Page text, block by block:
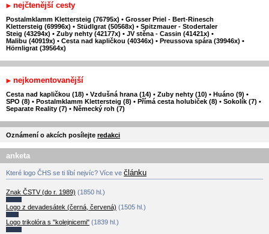
nejčtenější cesty
Postalmklamm Klettersteig (76795x) • Grosser Priel - Bert-Rinesch
Klettersteig (69996x) • Stüdlgrat (50568x) • Spitzmauer - Stodertaler
Steig (43294x) • Zuby nehty (42177x) • JV stěna - Cassin (41421x) •
Malibu (40919x) • Cesta nad kapličkou (40346x) • Preussova spára (39946x) •
Hörnligrat (39564x)
nejkomentovanější
Cesta nad kapličkou (18) • Vzdušná hrana (14) • Zuby nehty (10) • Huáno (9) •
SPO (8) • Postalmklamm Klettersteig (8) • Přímá cesta holubiček (8) • Sokolík (7) •
Separate Reality (7) • Německý roh (7)
Oznámení o akcích posílejte redakci
anketa
Které logo ČHS se ti líbí nejvíc? Více ve článku
Znak ČSTV (do r. 1989) (1850 hl.)
Logo z devadesátek (černá, červená) (1505 hl.)
Logo trikolóra s "kolejnicemi" (1839 hl.)